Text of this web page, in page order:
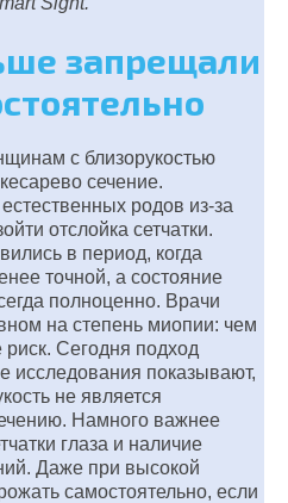
запрещали
с близорукостью
сечение.
родов из-за
отслойка сетчатки.
в период, когда
точной, а состояние
полноценно. Врачи
на степень миопии: чем
Сегодня подход
исследования показывают,
не является
Намного важнее
глаза и наличие
Даже при высокой
самостоятельно, если